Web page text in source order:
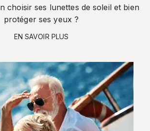
choisir ses lunettes de soleil et bien
protéger ses yeux ?
EN SAVOIR PLUS